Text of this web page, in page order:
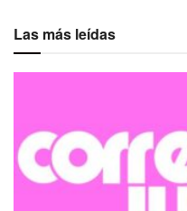
Las más leídas